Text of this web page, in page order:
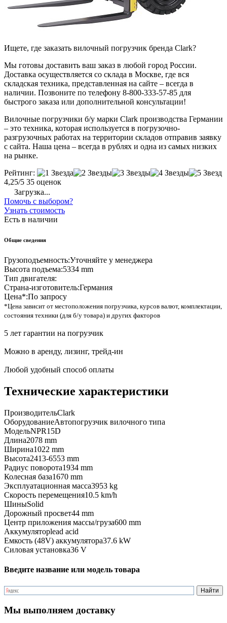
Ищете, где заказать вилочный погрузчик бренда Clark?
Мы готовы доставить ваш заказ в любой город России.
Доставка осуществляется со склада в Москве, где вся
складская техника, представленная на сайте – всегда в
наличии. Позвоните по телефону 8-800-333-57-85 для
быстрого заказа или дополнительной консультации!
Вилочные погрузчики б/у марки Clark производства Германии
– это техника, которая используется в погрузочно-
разгрузочных работах на территории складов отправив заявку
с сайта. Наша цена – всегда в рублях и одна из самых низких
на рынке.
Рейтинг:
4,25/5 35 оценок
Загрузка...
Помочь с выбором?
Узнать стоимость
Есть в наличии
Общие сведения
Грузоподъемность:Уточняйте у менеджера
Высота подъема:5334 mm
Тип двигателя:
Страна-изготовитель:Германия
Цена*:По запросу
*Цена зависит от местоположения погрузчика, курсов валют, комплектации,
состояния техники (для б/у товара) и других факторов
5 лет гарантии на погрузчик
Можно в аренду, лизинг, трейд-ин
Любой удобный способ оплаты
Технические характеристики
ПроизводительClark
ОборудованиеАвтопогрузчик вилочного типа
МодельNPR15D
Длина2078 mm
Ширина1022 mm
Высота2413-6553 mm
Радиус поворота1934 mm
Колесная база1670 mm
Эксплуатационная масса3953 kg
Скорость перемещения10.5 km/h
ШиныSolid
Дорожный просвет44 mm
Центр приложения массы/груза600 mm
Аккумуляторlead acid
Емкость (48V) аккумулятора37.6 kW
Силовая установка36 V
Введите название или модель товара
Мы выполняем доставку